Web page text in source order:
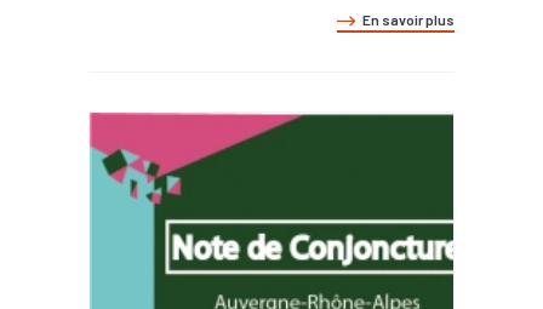
En savoir plus